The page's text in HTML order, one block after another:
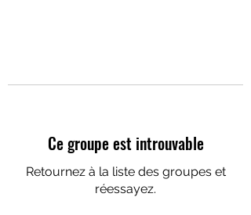
Ce groupe est introuvable
Retournez à la liste des groupes et
réessayez.